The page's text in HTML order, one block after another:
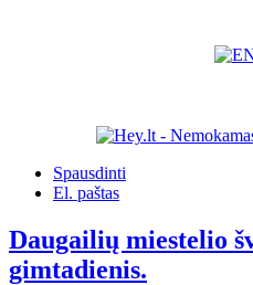
Spausdinti
El. paštas
Daugailių miestelio
gimtadienis.